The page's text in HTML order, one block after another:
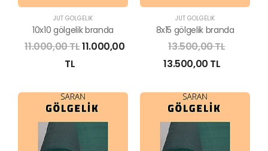
JÜT GÖLGELİK
10x10 gölgelik branda
11.000,00 TL11.000,00
TL
JÜT GÖLGELİK
8x15 gölgelik branda
13.500,00 TL
13.500,00 TL